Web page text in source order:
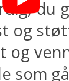
du
og
og
som